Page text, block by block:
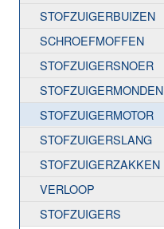
STOFZUIGERBUIZEN
SCHROEFMOFFEN
STOFZUIGERSNOER
STOFZUIGERMONDEN
STOFZUIGERMOTOR
STOFZUIGERSLANG
STOFZUIGERZAKKEN
VERLOOP
STOFZUIGERS